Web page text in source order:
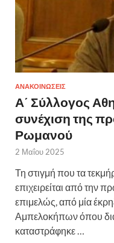
ΑΝΑΚΟΙΝΩΣΕΙΣ
Α΄ Σύλλογος
συνέχιση της
Ρωμανού
2 Μαΐου 2025
Τη στιγμή που τα
επιχειρείται από την
επιμελώς, από μία
Αμπελοκήπων όπου
καταστράφηκε …